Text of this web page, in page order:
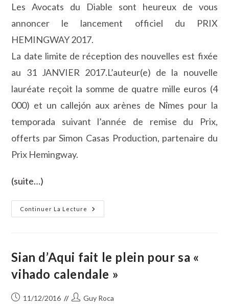
Les Avocats du Diable sont heureux de vous
annoncer le lancement officiel du PRIX
HEMINGWAY 2017.
La date limite de réception des nouvelles est fixée
au 31 JANVIER 2017.L’auteur(e) de la nouvelle
lauréate reçoit la somme de quatre mille euros (4
000) et un callejón aux arènes de Nîmes pour la
temporada suivant l’année de remise du Prix,
offerts par Simon Casas Production, partenaire du
Prix Hemingway.
(suite…)
Continuer La Lecture
PRIX
HEMINGWAY
Lancent
La
Treizième
Édition
Sian d’Aqui fait le plein pour sa «
vihado calendale »
Publication
11/12/2016
Auteur/autrice
Guy Roca